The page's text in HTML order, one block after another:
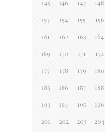
145 146 147 148
153 154 155 156
161 162 163 164
169 170 171 172
177 178 179 180
185 186 187 188
193 194 195 196
201 202 203 204